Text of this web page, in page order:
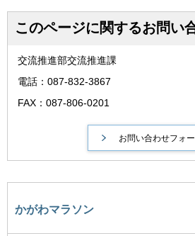
このページに関するお問い
交流推進部交流推進課
電話：087-832-3867
FAX：087-806-0201
かがわマラソン